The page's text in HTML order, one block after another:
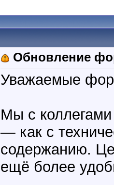
Обновление
Уважаемые
Мы с
— как с
содержанию.
ещё более